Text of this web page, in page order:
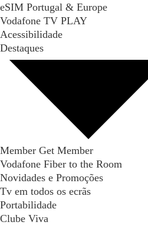
eSIM Portugal & Europe
Vodafone TV PLAY
Acessibilidade
Destaques
Member Get Member
Vodafone Fiber to the Room
Novidades e Promoções
Tv em todos os ecrãs
Portabilidade
Clube Viva